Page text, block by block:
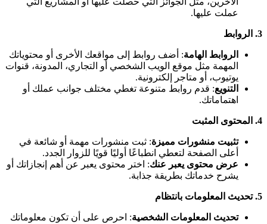
عملت عليها.
3. الروابط
الروابط الهامة: أضف روابط إلى مواقعك الأخرى أو محتوياتك
المهمة مثل موقع الويب الشخصي أو التجاري، المدونة، قنوات
يوتيوب، أو متاجر إلكترونية.
التنويع: قدم روابط متنوعة تغطي مختلف جوانب عملك أو
اهتماماتك.
4. المحتوى المثبت
تثبيت منشورات مميزة: ثبت منشورات مهمة أو شائعة في
أعلى الصفحة لتعطي انطباعًا أوليًا قويًا للزوار الجدد.
عرض محتوى يعبر عنك: اختر محتوى يعبر عن أهم إنجازاتك أو
يشرح خدماتك بطريقة جذابة.
5. تحديث المعلومات بانتظام
تحديث المعلومات الشخصية: احرص على أن تكون معلوماتك